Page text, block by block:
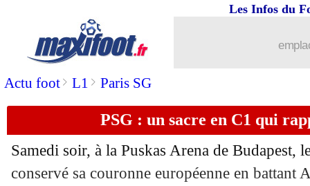
Actu foot> L1 > Paris SG
Les Infos du
PSG : un sacre en C1 qui
Samedi soir, à la Puskas Arena de Budapest,
conservé sa couronne européenne en battant
Fulham : Marco Silva quitte son
02/06 Bayern: Kane croit au Ballon d'Or
02/06 Qatar: un ex de l'OM dans la liste de
02/06 Newcastle: Schär poursuit